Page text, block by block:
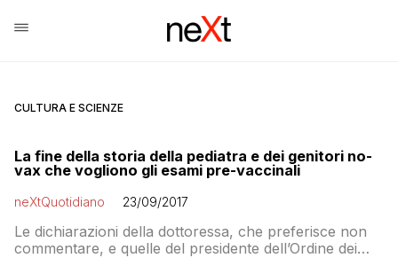
CULTURA E SCIENZE
La fine della storia della pediatra e dei genitori no-
vax che vogliono gli esami pre-vaccinali
neXtQuotidiano 23/09/2017
Le dichiarazioni della dottoressa, che preferisce non
commentare, e quelle del presidente dell’Ordine dei